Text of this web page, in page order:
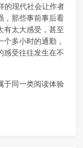
的现代社会让作者
，那些事前事后看
有太大感受，甚至
多小时的通勤，
感受往往发生在不
于同一类阅读体验